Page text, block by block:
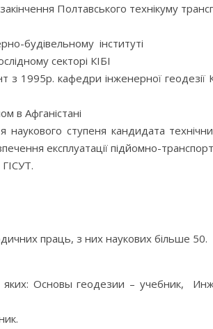
Полтавського технікуму
будівельному інституті
секторі КІБІ
кафедри інженерної геодезії
в Афганістані
ступеня кандидата
експлуатації підйомно-
праць, з них наукових більше 50.
яких: Основы геодезии – учебник,